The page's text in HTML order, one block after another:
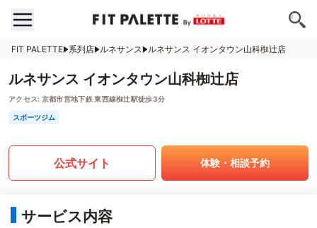
FIT PALETTE 系列店 ルネサンス ルネサンス イオンタウン山科椥辻店
ルネサンス イオンタウン山科椥辻店
アクセス: 京都市営地下鉄 東西線椥辻駅徒歩3分
スポーツジム
公式サイト 体験・相談予約
サービス内容